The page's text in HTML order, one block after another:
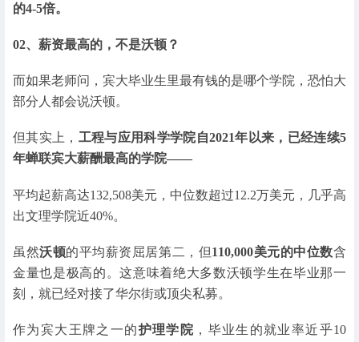
的4-5倍。
02、 薪资最高的，不是沃顿？
而如果老师问，宾大毕业生里最有钱的是哪个学院，恐怕大
部分人都会说沃顿。
但其实上， 工程与应用科学学院自2021年以来，已经连续5
年蝉联宾大薪酬最高的学院——
平均起薪高达132,508美元，中位数超过12.2万美元，几乎高
出文理学院近40%。
虽然沃顿的平均薪资屈居第二，但110,000美元的中位数含
金量也是极高的。这意味着绝大多数沃顿学生在毕业那一
刻，就已经对接了华尔街或顶尖私募。
作为宾大王牌之一的护理学院 ，毕业生的就业率近乎10